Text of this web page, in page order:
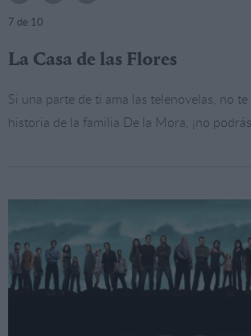
7 de 10
La Casa de las Flores
Si una parte de ti ama las telenovelas, no
historia de la familia De la Mora, ¡no